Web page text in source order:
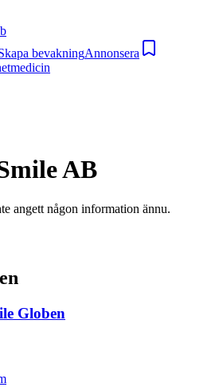
bevakningAnnonsera
AB
angett någon information ännu.
Globen